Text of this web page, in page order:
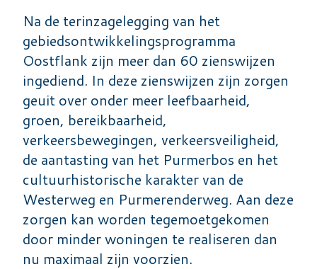
Na de terinzagelegging van het
gebiedsontwikkelingsprogramma
Oostflank zijn meer dan 60 zienswijzen
ingediend. In deze zienswijzen zijn zorgen
geuit over onder meer leefbaarheid,
groen, bereikbaarheid,
verkeersbewegingen, verkeersveiligheid,
de aantasting van het Purmerbos en het
cultuurhistorische karakter van de
Westerweg en Purmerenderweg. Aan deze
zorgen kan worden tegemoetgekomen
door minder woningen te realiseren dan
nu maximaal zijn voorzien.